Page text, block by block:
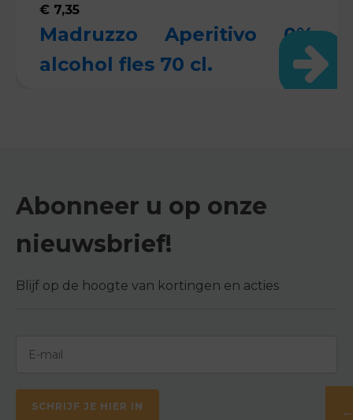
€ 7,35
Madruzzo Aperitivo 0%
alcohol fles 70 cl.
Abonneer u op onze
nieuwsbrief!
Blijf op de hoogte van kortingen en acties
SCHRIJF JE HIER IN
←